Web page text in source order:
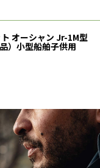
オーシャン Jr-1M型
）小型船舶子供用